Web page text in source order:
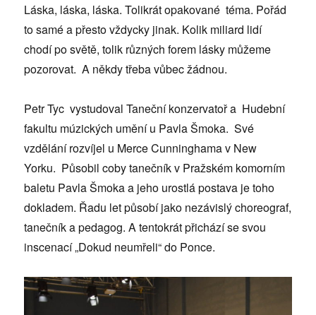
Láska, láska, láska. Tolikrát opakované téma. Pořád
to samé a přesto vždycky jinak. Kolik miliard lidí
chodí po světě, tolik různých forem lásky můžeme
pozorovat. A někdy třeba vůbec žádnou.
Petr Tyc vystudoval Taneční konzervatoř a Hudební
fakultu múzických umění u Pavla Šmoka. Své
vzdělání rozvíjel u Merce Cunninghama v New
Yorku. Působil coby tanečník v Pražském komorním
baletu Pavla Šmoka a jeho urostlá postava je toho
dokladem. Řadu let působí jako nezávislý choreograf,
tanečník a pedagog. A tentokrát přichází se svou
inscenací „Dokud neumřeli“ do Ponce.